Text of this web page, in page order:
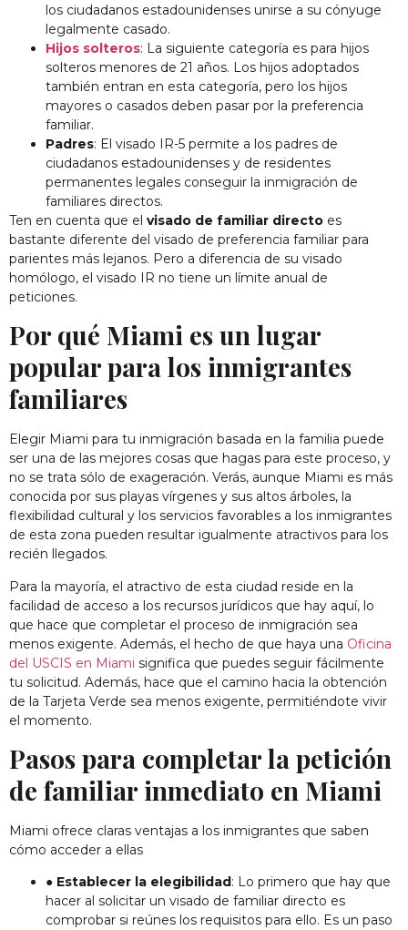
los ciudadanos estadounidenses unirse a su cónyuge
legalmente casado.
Hijos solteros: La siguiente categoría es para hijos
solteros menores de 21 años. Los hijos adoptados
también entran en esta categoría, pero los hijos
mayores o casados deben pasar por la preferencia
familiar.
Padres: El visado IR-5 permite a los padres de
ciudadanos estadounidenses y de residentes
permanentes legales conseguir la inmigración de
familiares directos.
Ten en cuenta que el visado de familiar directo es
bastante diferente del visado de preferencia familiar para
parientes más lejanos. Pero a diferencia de su visado
homólogo, el visado IR no tiene un límite anual de
peticiones.
Por qué Miami es un lugar
popular para los inmigrantes
familiares
Elegir Miami para tu inmigración basada en la familia puede
ser una de las mejores cosas que hagas para este proceso, y
no se trata sólo de exageración. Verás, aunque Miami es más
conocida por sus playas vírgenes y sus altos árboles, la
flexibilidad cultural y los servicios favorables a los inmigrantes
de esta zona pueden resultar igualmente atractivos para los
recién llegados.
Para la mayoría, el atractivo de esta ciudad reside en la
facilidad de acceso a los recursos jurídicos que hay aquí, lo
que hace que completar el proceso de inmigración sea
menos exigente. Además, el hecho de que haya una Oficina
del USCIS en Miami significa que puedes seguir fácilmente
tu solicitud. Además, hace que el camino hacia la obtención
de la Tarjeta Verde sea menos exigente, permitiéndote vivir
el momento.
Pasos para completar la petición
de familiar inmediato en Miami
Miami ofrece claras ventajas a los inmigrantes que saben
cómo acceder a ellas
● Establecer la elegibilidad : Lo primero que hay que
hacer al solicitar un visado de familiar directo es
comprobar si reúnes los requisitos para ello. Es un paso